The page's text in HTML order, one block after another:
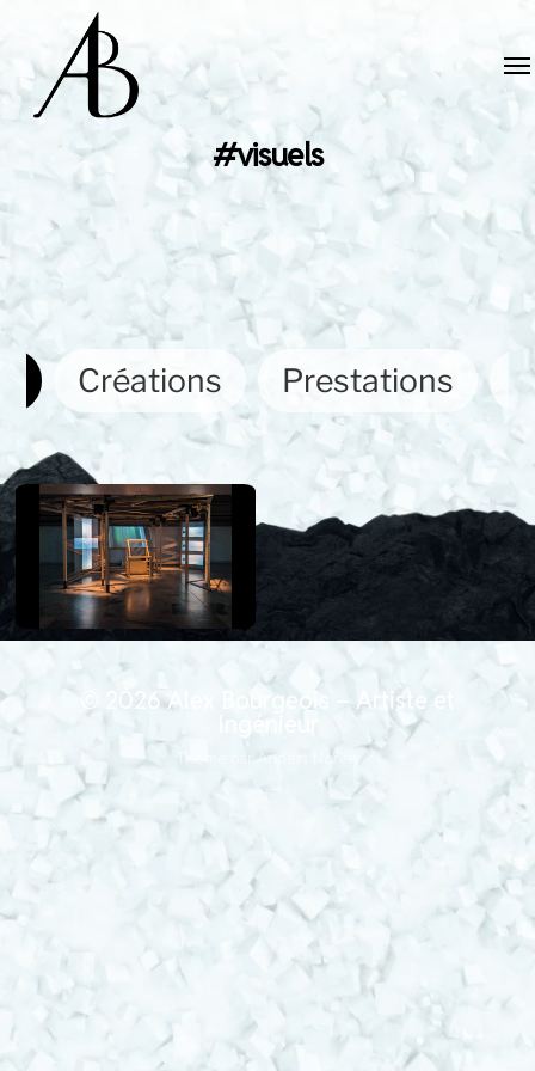
#visuels
Créations Prestations
© 2026Alex Bourgeois – Artiste et
Ingénieur
Anders Norén